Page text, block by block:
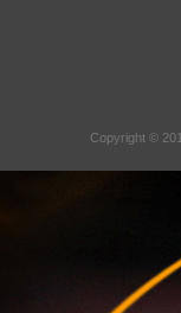
Copyright ©